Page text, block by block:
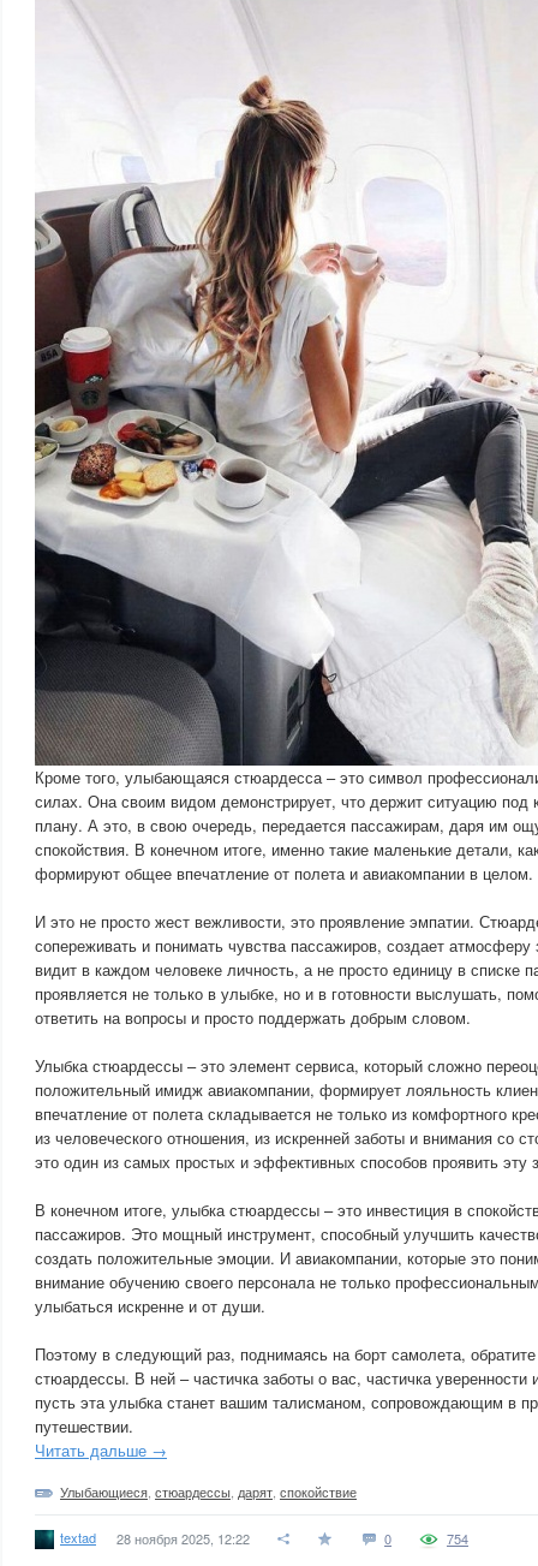
Кроме того, улыбающаяся стюардесса – это символ
силах. Она своим видом демонстрирует, что держит ситуацию под
плану. А это, в свою очередь, передается пассажирам, даря им
спокойствия. В конечном итоге, именно такие маленькие детали,
формируют общее впечатление от полета и авиакомпании в целом.
И это не просто жест вежливости, это проявление эмпатии.
сопереживать и понимать чувства пассажиров, создает
видит в каждом человеке личность, а не просто единицу в списке
проявляется не только в улыбке, но и в готовности выслушать,
ответить на вопросы и просто поддержать добрым словом.
Улыбка стюардессы – это элемент сервиса, который сложно
положительный имидж авиакомпании, формирует лояльность
впечатление от полета складывается не только из комфортного
из человеческого отношения, из искренней заботы и внимания со
это один из самых простых и эффективных способов проявить эту
В конечном итоге, улыбка стюардессы – это инвестиция в
пассажиров. Это мощный инструмент, способный улучшить
создать положительные эмоции. И авиакомпании, которые это
внимание обучению своего персонала не только
улыбаться искренне и от души.
Поэтому в следующий раз, поднимаясь на борт самолета,
стюардессы. В ней – частичка заботы о вас, частичка
пусть эта улыбка станет вашим талисманом, сопровождающим в
путешествии.
Читать дальше →
Улыбающиеся стюардессы дарят спокойствие
textad 28 ноября 2025, 12:22 0 754